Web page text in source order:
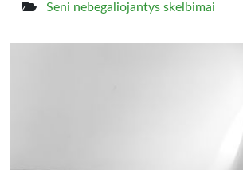
Seni nebegaliojantys skelbimai